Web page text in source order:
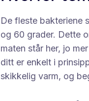
De fleste bakteriene
og 60 grader. Dette
maten står her, jo
ditt er enkelt i
skikkelig varm, og